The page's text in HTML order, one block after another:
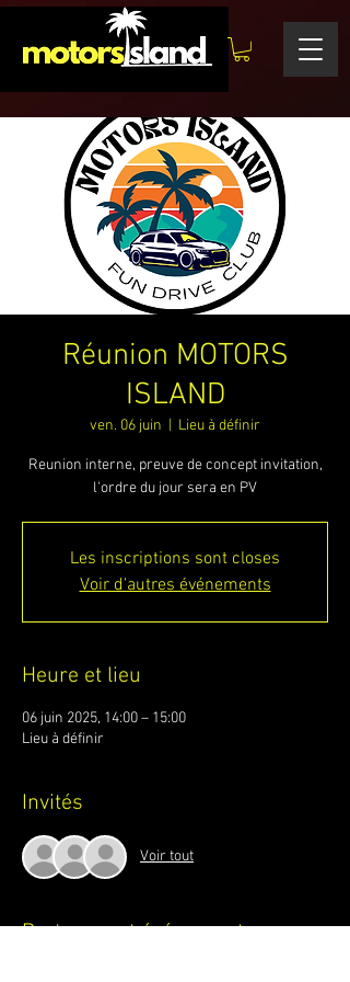
Réunion MOTORS
ISLAND
ven. 06 juin Lieu à définir
Reunion interne, preuve de concept invitation,
l'ordre du jour sera en PV
Les inscriptions sont closes
Voir d'autres événements
Heure et lieu
06 juin 2025, 14:00 – 15:00
Lieu à définir
Invités
Voir tout
Partager cet événement